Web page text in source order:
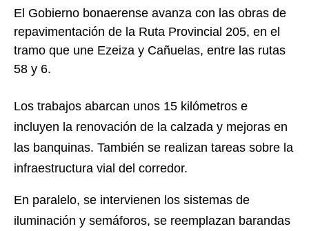
El Gobierno bonaerense avanza con las obras de
repavimentación de la Ruta Provincial 205, en el
tramo que une Ezeiza y Cañuelas, entre las rutas
58 y 6.
Los trabajos abarcan unos 15 kilómetros e
incluyen la renovación de la calzada y mejoras en
las banquinas. También se realizan tareas sobre la
infraestructura vial del corredor.
En paralelo, se intervienen los sistemas de
iluminación y semáforos, se reemplazan barandas